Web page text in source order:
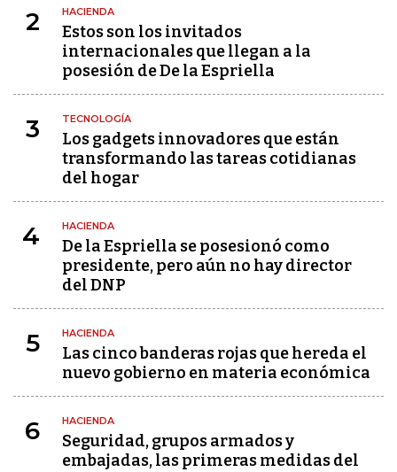
2 HACIENDA
Estos son los invitados
internacionales que llegan a la
posesión de De la Espriella
3 TECNOLOGÍA
Los gadgets innovadores que están
transformando las tareas cotidianas
del hogar
4 HACIENDA
De la Espriella se posesionó como
presidente, pero aún no hay director
del DNP
5 HACIENDA
Las cinco banderas rojas que hereda el
nuevo gobierno en materia económica
6 HACIENDA
Seguridad, grupos armados y
embajadas, las primeras medidas del